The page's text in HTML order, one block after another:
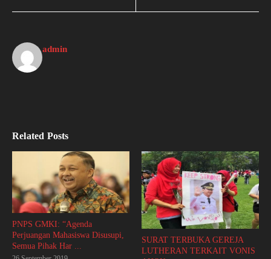
admin
Related Posts
PNPS GMKI: “Agenda
Perjuangan Mahasiswa Disusupi,
Semua Pihak Har ...
SURAT TERBUKA GEREJA
LUTHERAN TERKAIT VONIS